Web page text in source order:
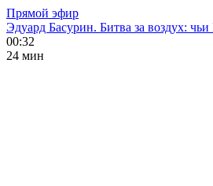
Прямой эфир
Эдуард Басурин. Битва за воздух:
00:32
24 мин